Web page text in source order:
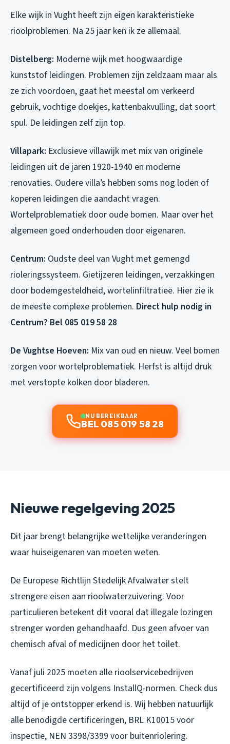
Elke wijk in Vught heeft zijn eigen karakteristieke
rioolproblemen. Na 25 jaar ken ik ze allemaal.
Distelberg: Moderne wijk met hoogwaardige
kunststof leidingen. Problemen zijn zeldzaam maar als
ze zich voordoen, gaat het meestal om verkeerd
gebruik, vochtige doekjes, kattenbakvulling, dat soort
spul. De leidingen zelf zijn top.
Villapark: Exclusieve villawijk met mix van originele
leidingen uit de jaren 1920-1940 en moderne
renovaties. Oudere villa’s hebben soms nog loden of
koperen leidingen die aandacht vragen.
Wortelproblematiek door oude bomen. Maar over het
algemeen goed onderhouden door eigenaren.
Centrum: Oudste deel van Vught met gemengd
rioleringssysteem. Gietijzeren leidingen, verzakkingen
door bodemgesteldheid, wortelinfiltratieë. Hier zie ik
de meeste complexe problemen. Direct hulp nodig in
Centrum? Bel 085 019 58 28
De Vughtse Hoeven: Mix van oud en nieuw. Veel bomen
zorgen voor wortelproblematiek. Herfst is altijd druk
met verstopte kolken door bladeren.
NU BEREIKBAAR
BEL 085 019 58 28
Nieuwe regelgeving 2025
Dit jaar brengt belangrijke wettelijke veranderingen
waar huiseigenaren van moeten weten.
De Europese Richtlijn Stedelijk Afvalwater stelt
strengere eisen aan rioolwaterzuivering. Voor
particulieren betekent dit vooral dat illegale lozingen
strenger worden gehandhaafd. Dus geen afvoer van
chemisch afval of medicijnen door het toilet.
Vanaf juli 2025 moeten alle rioolservicebedrijven
gecertificeerd zijn volgens InstallQ-normen. Check dus
altijd of je ontstopper erkend is. Wij hebben natuurlijk
alle benodigde certificeringen, BRL K10015 voor
inspectie, NEN 3398/3399 voor buitenriolering.